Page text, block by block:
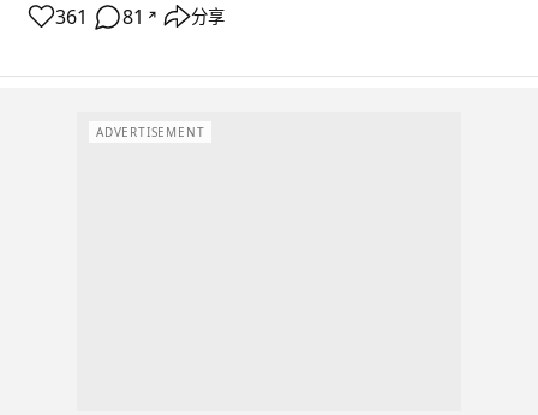
361 81 ↗ 分享
ADVERTISEMENT